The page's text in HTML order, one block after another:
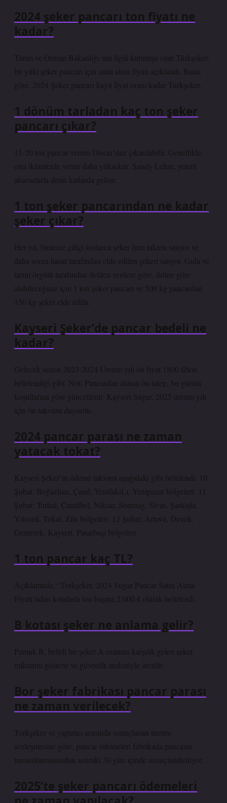
2024 şeker pancarı ton fiyatı ne
kadar?
Tarım ve Orman Bakanlığı’nın ilgili kuruluşu olan Türkşeker,
bu yılki şeker pancarı için satın alma fiyatı açıklandı. Buna
göre, 2024 Şeker pancarı kayıt fiyat oranı kadar Türkşeker.
1 dönüm tarladan kaç ton şeker
pancarı çıkar?
15-20 ton pancar verimi Discar’dan çıkarılabilir. Genellikle
orta iklimlerde verim daha yüksektir. Sandy Lehm, yeterli
akarsularla derin katlarda gelişir.
1 ton şeker pancarından ne kadar
şeker çıkar?
Her yıl, binlerce çiftçi tonlarca şeker fırın takımı satıyor ve
daha sonra hasat tarafından elde edilen şekeri satıyor. Gıda ve
tarım örgütü tarafından iletilen verilere göre, ürüne göre
alabileceğiniz için 1 ton şeker pancarı ve 500 kg pancardan
150 kg şeker elde edilir.
Kayseri Şeker’de pancar bedeli ne
kadar?
Gelecek sezon 2023-2024 Üretim yılı ön fiyat 1800 tl/ton.
belirlendiği gibi. Not: Pancardan alınan ön talep, bu günün
koşullarına göre güncellenir. Kayseri Sugar, 2025 üretim yılı
için ön takvimi duyurdu.
2024 pancar parası ne zaman
yatacak tokat?
Kayseri Şeker’in ödeme takvimi aşağıdaki gibi belirlendi: 10
Şubat: Boğazlian, Çand, YenifakiLı, Yenipazar bölgeleri. 11
Şubat: Turhal, Çamlibel, Niksar, Sonntag, Sivas, Şarkişla,
Yılezeli, Tokat, Zile bölgeleri. 12 Şubat: Artova, Develi,
Gemerek, Kayseri, Pinarbaşi bölgeleri.
1 ton pancar kaç TL?
Açıklamada, “Torkşeker, 2024 Sugar Pancar Satın Alma
Fiyatı’ndan kotalarla ton başına 2.000 £ olarak belirlendi.
B kotası şeker ne anlama gelir?
Pamuk B, belirli bir şeker A oranına karşılık gelen şeker
miktarını gösterir ve güvenlik nedeniyle üretilir.
Bor şeker fabrikası pancar parası
ne zaman verilecek?
Torkşeker ve yapımcı arasında sonuçlanan üretim
sözleşmesine göre, pancar ödemeleri fabrikada pancarın
tamamlanmasından sonraki 30 gün içinde sonuçlandırılıyor.
2025’te şeker pancarı ödemeleri